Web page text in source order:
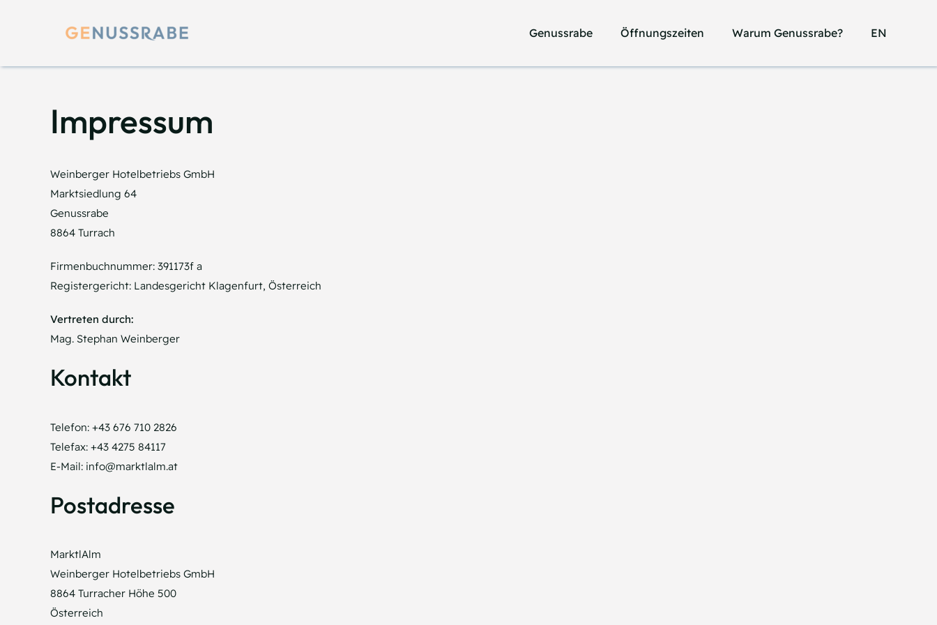
Genussrabe Öffnungszeiten Warum Genussrabe? EN
Genussrabe Öffnungszeiten Warum Genussrabe? EN
Impressum
Weinberger Hotelbetriebs GmbH
Marktsiedlung 64
Genussrabe
8864 Turrach
Firmenbuchnummer: 391173f a
Registergericht: Landesgericht Klagenfurt, Österreich
Vertreten durch:
Mag. Stephan Weinberger
Kontakt
Telefon: +43 676 710 2826
Telefax: +43 4275 84117
E-Mail: info@marktlalm.at
Postadresse
MarktlAlm
Weinberger Hotelbetriebs GmbH
8864 Turracher Höhe 500
Österreich